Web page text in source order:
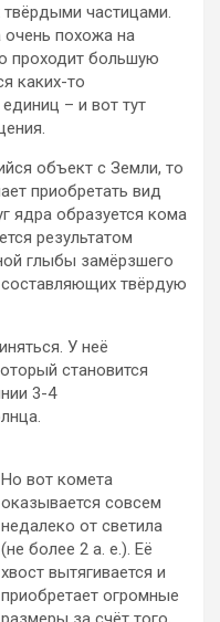
частицами.
очень похожа на
проходит большую
каких-то
– и вот тут
объект с Земли, то
приобретать вид
ядра образуется кома
результатом
глыбы замёрзшего
составляющих твёрдую
У неё
становится
3-4
Но вот комета
оказывается совсем
недалеко от светила
(не более 2 а. е.). Её
хвост вытягивается и
приобретает огромные